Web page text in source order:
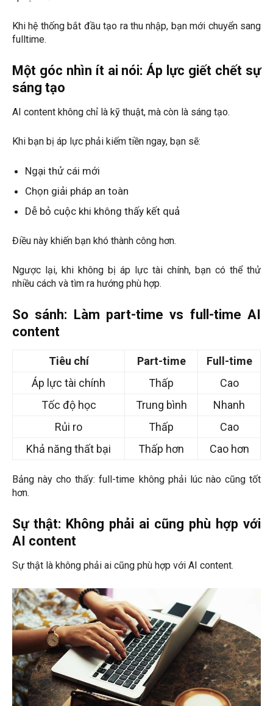
Khi hệ thống bắt đầu tạo ra thu nhập, bạn mới chuyển sang
fulltime.
Một góc nhìn ít ai nói: Áp lực giết chết sự
sáng tạo
AI content không chỉ là kỹ thuật, mà còn là sáng tạo.
Khi bạn bị áp lực phải kiếm tiền ngay, bạn sẽ:
Ngại thử cái mới
Chọn giải pháp an toàn
Dễ bỏ cuộc khi không thấy kết quả
Điều này khiến bạn khó thành công hơn.
Ngược lại, khi không bị áp lực tài chính, bạn có thể thử
nhiều cách và tìm ra hướng phù hợp.
So sánh: Làm part-time vs full-time AI
content
Tiêu chí Part-time
Full-time
Áp lực tài chính
Thấp
Cao
Tốc độ học
Trung bình
Nhanh
Rủi ro
Thấp
Cao
Khả năng thất bại
Thấp hơn Cao hơn
Bảng này cho thấy: full-time không phải lúc nào cũng tốt
hơn.
Sự thật: Không phải ai cũng phù hợp với
AI content
Sự thật là không phải ai cũng phù hợp với AI content.